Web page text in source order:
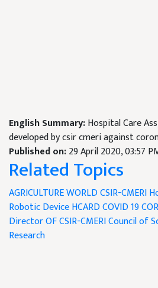
English Summary:Hospital Care
developed by csir cmeri against
Published on:29 April 2020, 03:57
Related Topics
AGRICULTURE WORLDCSIR-CMERI
Robotic DeviceHCARDCOVID 19
Director OF CSIR-CMERICouncil of
Research